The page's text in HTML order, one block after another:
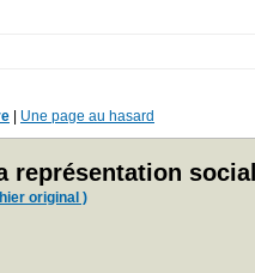
Une page au hasard
original )